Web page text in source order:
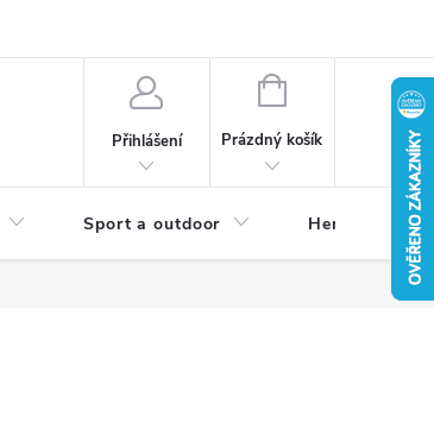
Přihlášení
NÁKUPNÍ
Prázdný košík
Sport a outdoor Herní zóna